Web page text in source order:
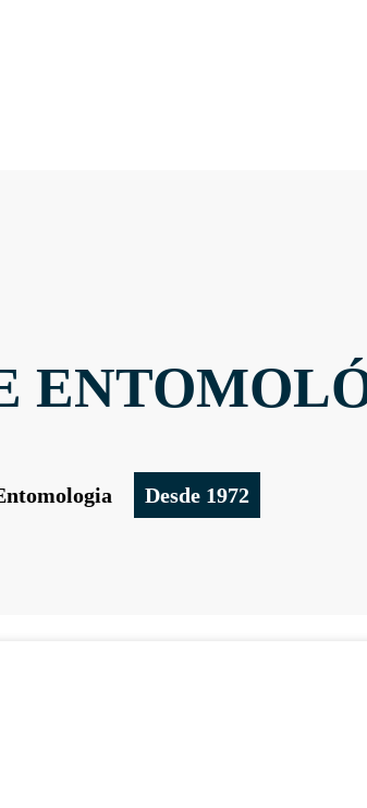
Desde 1972